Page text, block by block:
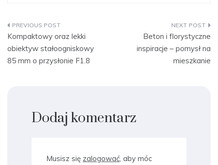
Nawigacja
wpisu
Kompaktowy oraz lekki
obiektyw stałoogniskowy
85 mm o przysłonie F1.8
Beton i florystyczne
inspiracje – pomysł na
mieszkanie
Dodaj komentarz
Musisz się zalogować, aby móc